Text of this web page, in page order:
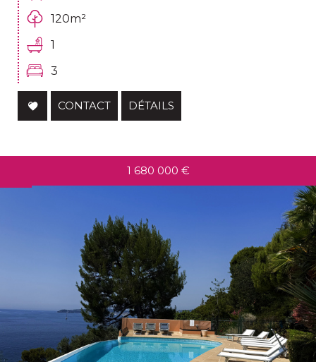
120m²
1
3
CONTACT DÉTAILS
1 680 000 €